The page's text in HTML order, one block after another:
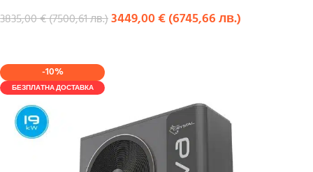
3835,00€(7500,61лв.)3449,00€(6745,66лв.)
-10%
БЕЗПЛАТНА ДОСТАВКА